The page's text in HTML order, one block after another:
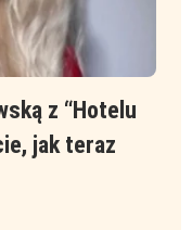
z “Hotelu
jak teraz